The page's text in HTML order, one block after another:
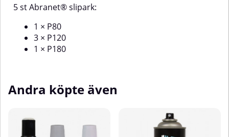
5 st Abranet® slipark:
1 × P80
3 × P120
1 × P180
Andra köpte även